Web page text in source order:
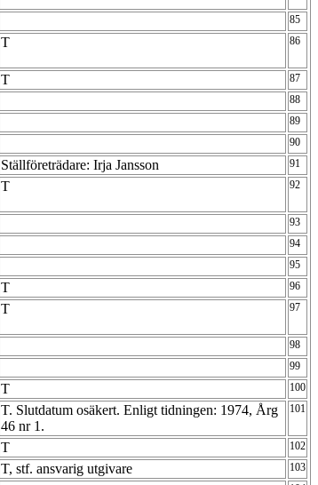
85
T 86
T 87
88
89
90
Ställföreträdare: Irja Jansson 91
T 92
93
94
95
T 96
T 97
98
99
T 100
T. Slutdatum osäkert. Enligt tidningen: 1974, Årg
46 nr 1.
101
T 102
T, stf. ansvarig utgivare 103